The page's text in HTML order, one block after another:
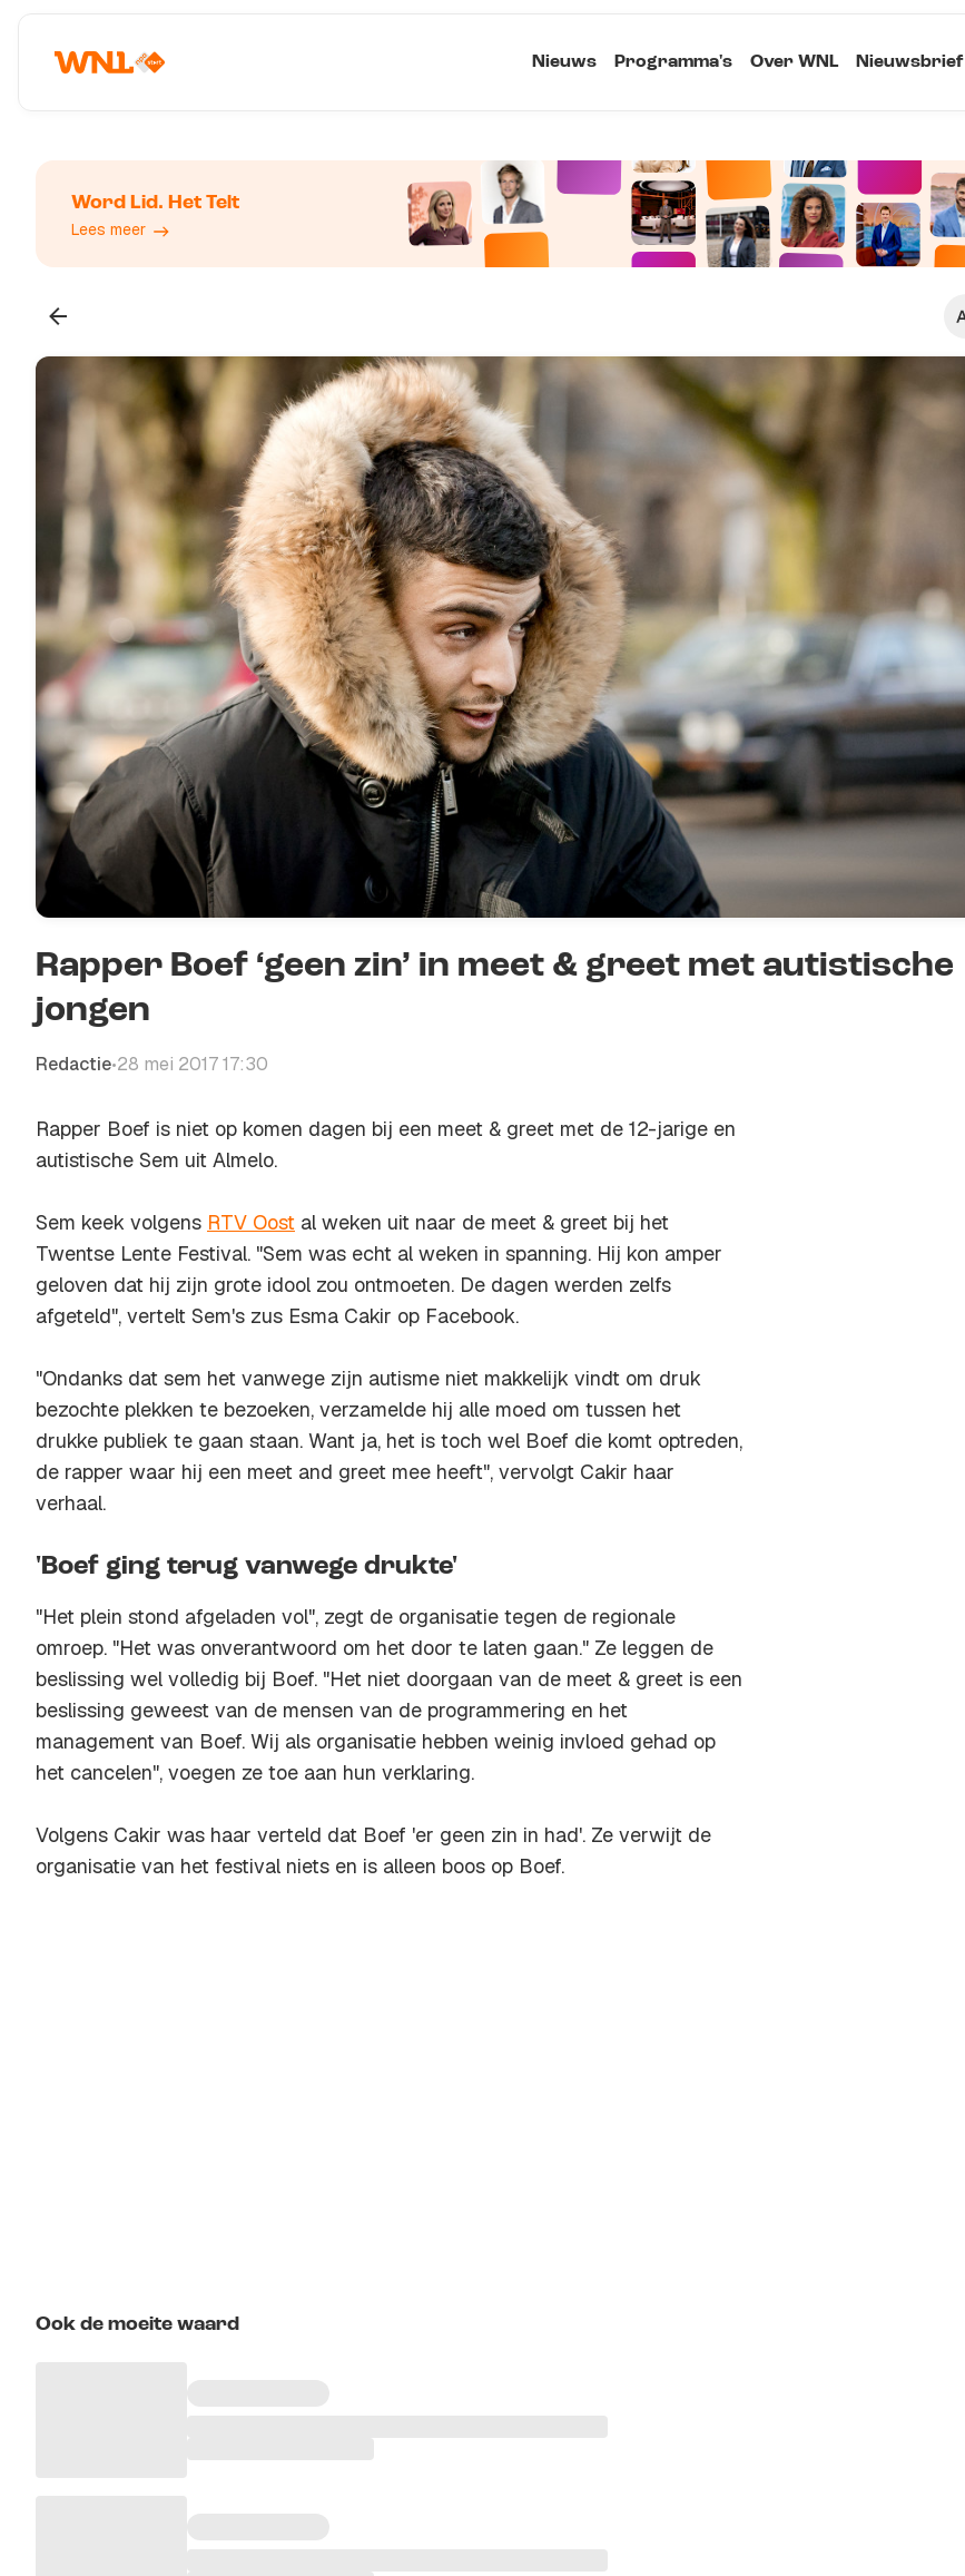
Nieuws Programma's Over WNL Nieuwsbrief
Word Lid. Het Telt
Lees meer
Rapper Boef ‘geen zin’ in meet & greet met autistische
jongen
Redactie•28 mei 2017 17:30
Rapper Boef is niet op komen dagen bij een meet & greet met de 12-jarige en
autistische Sem uit Almelo.
Sem keek volgens RTV Oost al weken uit naar de meet & greet bij het
Twentse Lente Festival. "Sem was echt al weken in spanning. Hij kon amper
geloven dat hij zijn grote idool zou ontmoeten. De dagen werden zelfs
afgeteld", vertelt Sem's zus Esma Cakir op Facebook.
"Ondanks dat sem het vanwege zijn autisme niet makkelijk vindt om druk
bezochte plekken te bezoeken, verzamelde hij alle moed om tussen het
drukke publiek te gaan staan. Want ja, het is toch wel Boef die komt optreden,
de rapper waar hij een meet and greet mee heeft", vervolgt Cakir haar
verhaal.
'Boef ging terug vanwege drukte'
"Het plein stond afgeladen vol", zegt de organisatie tegen de regionale
omroep. "Het was onverantwoord om het door te laten gaan." Ze leggen de
beslissing wel volledig bij Boef. "Het niet doorgaan van de meet & greet is een
beslissing geweest van de mensen van de programmering en het
management van Boef. Wij als organisatie hebben weinig invloed gehad op
het cancelen", voegen ze toe aan hun verklaring.
Volgens Cakir was haar verteld dat Boef 'er geen zin in had'. Ze verwijt de
organisatie van het festival niets en is alleen boos op Boef.
Ook de moeite waard